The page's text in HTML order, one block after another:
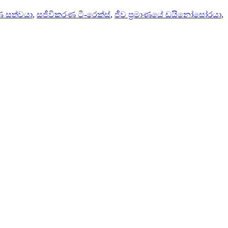
සත්වයා, සජීවිකරණ ටී-රෙක්ස්, ජීව ප්‍රමාණයේ ඩයිනෝසෝරයා,